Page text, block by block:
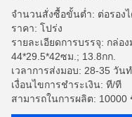
จำนวนสั่งซื้อขั้นต่ำ: ต่อรองไ
ราคา: โปร่ง
รายละเอียดการบรรจุ: กล่อ
44*29.5*42ซม.; 13.8กก.
เวลาการส่งมอบ: 28-35 วัน
เงื่อนไขการชำระเงิน: ที/ที
สามารถในการผลิต: